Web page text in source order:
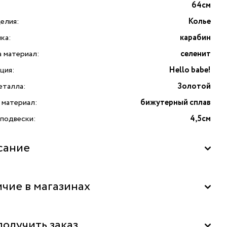
64см
Колье
карабин
материал:
селенит
Hello babe!
Золотой
бижутерный сплав
4,5см
в вашем образе. Коллекция Hello babe! как
в магазинах
Nature" в ТЦ "Метрополис", Москва